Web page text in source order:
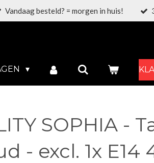
Vandaag besteld? = morgen in huis!
SOPHIA -
- excl. 1x E14